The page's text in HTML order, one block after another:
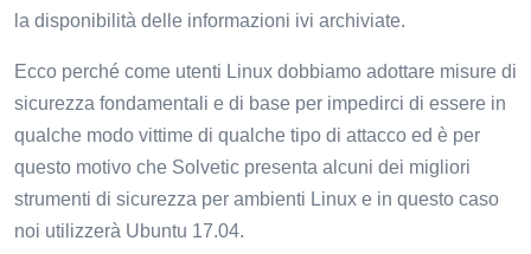
la disponibilità delle informazioni ivi archiviate.
Ecco perché come utenti Linux dobbiamo adottare misure di
sicurezza fondamentali e di base per impedirci di essere in
qualche modo vittime di qualche tipo di attacco ed è per
questo motivo che Solvetic presenta alcuni dei migliori
strumenti di sicurezza per ambienti Linux e in questo caso
noi utilizzerà Ubuntu 17.04.